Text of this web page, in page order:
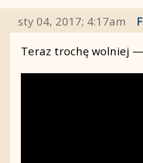
sty 04, 2017; 4:17am
Teraz trochę wolniej